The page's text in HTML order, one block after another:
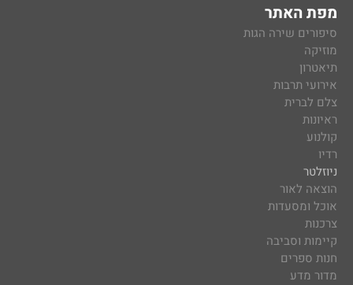
מפת האתר
סיפורים שירה הגות
מוזיקה
תיאטרון
אירועי תרבות
צלם לברית
ראיונות
קולנוע
רדיו
ניוזלטר
הוצאה לאור
אוכל ומסעדות
צרכנות
קיימות וסביבה
חנות ספרים
מדור מדע